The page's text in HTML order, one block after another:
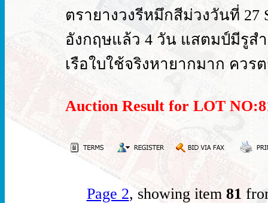
ตรายางวงรีหมึกสีม่วงวันที่ 27
อังกฤษแล้ว 4 วัน แสตมป์มีรูส
เรือใบใช้จริงหายากมาก ควร
Auction Result for LOT
Page 2, showing item 81